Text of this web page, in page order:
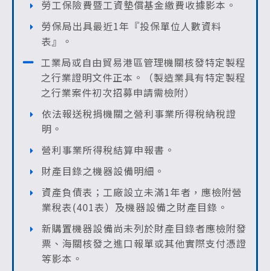
勞工保險費暨工資墊償基金繳費收據影本。
勞保局出具最近1年『投保單位人數資料
表』。
工業局或自由貿易港區管理機關核發特定製程
之行業證明文件正本。（製造業具有特定製程
之行業案件初次招募申請需檢附）
依法報送稅捐機關之營利事業所得稅納稅證
明。
營利事業所得稅結算申報書。
財產目錄之機器設備明細。
資產負債表；工廠設立未滿1年者，應檢附營
業稅表(401表）及機器設備之財產目錄。
新購置機器設備尚未列於財產目錄者應檢附發
票、海關核發之進口報單或其他實際支付憑證
等影本。